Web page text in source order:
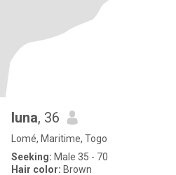
luna, 36
Lomé, Maritime, Togo
Seeking: Male 35 - 70
Hair color: Brown